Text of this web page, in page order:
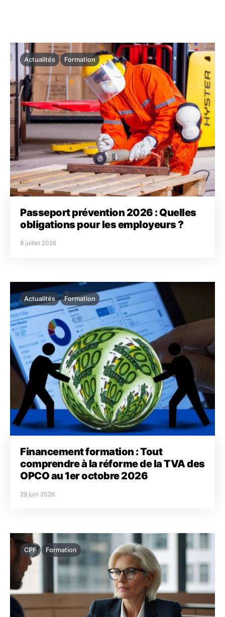
Actualités Formation
Passeport prévention 2026 : Quelles
obligations pour les employeurs ?
8 juillet 2026
Actualités Formation
Financement formation : Tout
comprendre à la réforme de la TVA des
OPCO au 1er octobre 2026
29 juin 2026
CPF Formation